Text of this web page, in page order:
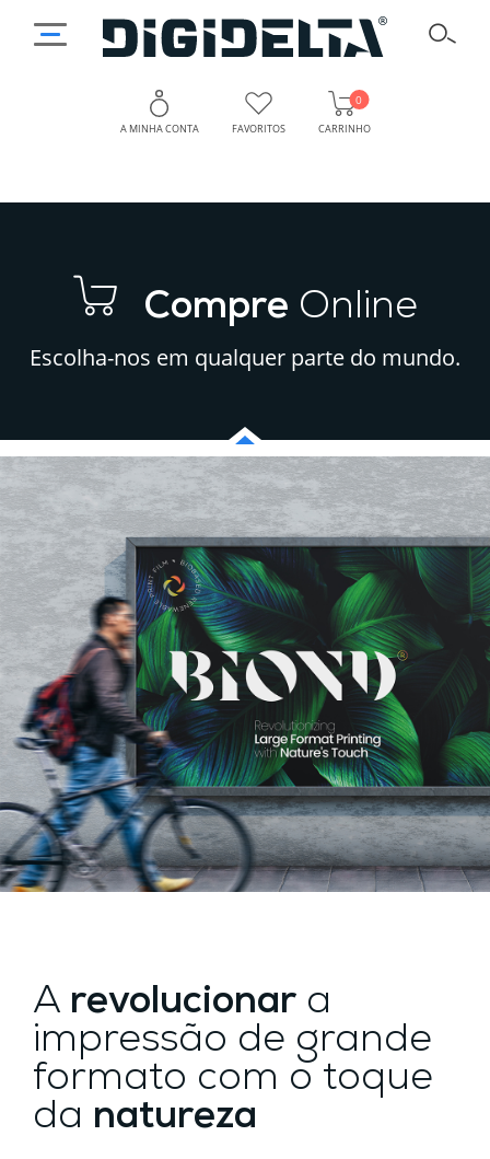
A MINHA CONTA FAVORITOS CARRINHO
0
Compre Online
Escolha-nos em qualquer parte do mundo.
A revolucionar a
impressão de grande
formato com o toque
da natureza